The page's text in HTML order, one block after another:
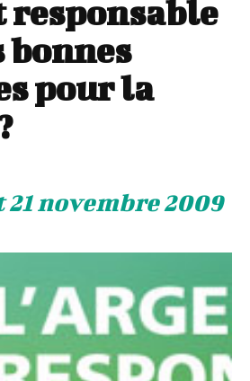
responsable
bonnes
pour la
21 novembre 2009